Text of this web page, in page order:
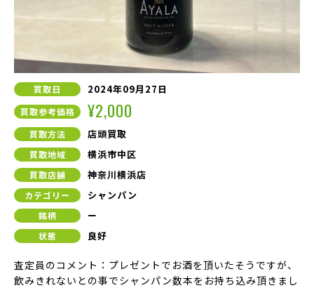
買取日 2024年09月27日
買取参考価格 ¥2,000
買取方法 店頭買取
買取地域 横浜市中区
買取店舗 神奈川横浜店
カテゴリー シャンパン
銘柄 ー
状態 良好
査定員のコメント：プレゼントでお酒を頂いたそうですが、
飲みきれないとの事でシャンパン数本をお持ち込み頂きまし